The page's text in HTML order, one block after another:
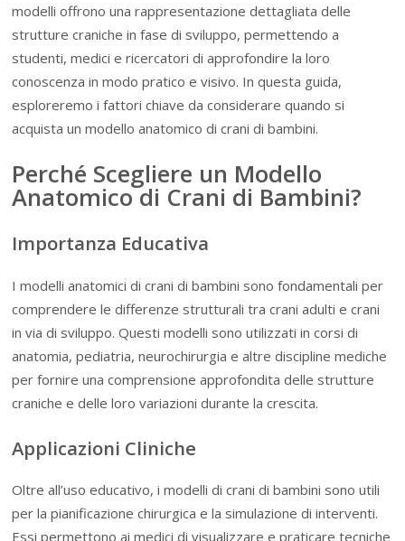
modelli offrono una rappresentazione dettagliata delle
strutture craniche in fase di sviluppo, permettendo a
studenti, medici e ricercatori di approfondire la loro
conoscenza in modo pratico e visivo. In questa guida,
esploreremo i fattori chiave da considerare quando si
acquista un modello anatomico di crani di bambini.
Perché Scegliere un Modello
Anatomico di Crani di Bambini?
Importanza Educativa
I modelli anatomici di crani di bambini sono fondamentali per
comprendere le differenze strutturali tra crani adulti e crani
in via di sviluppo. Questi modelli sono utilizzati in corsi di
anatomia, pediatria, neurochirurgia e altre discipline mediche
per fornire una comprensione approfondita delle strutture
craniche e delle loro variazioni durante la crescita.
Applicazioni Cliniche
Oltre all’uso educativo, i modelli di crani di bambini sono utili
per la pianificazione chirurgica e la simulazione di interventi.
Essi permettono ai medici di visualizzare e praticare tecniche